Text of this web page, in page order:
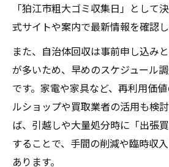
「狛江市粗大ゴミ収集日」として
式サイトや案内で最新情報を確認し
また、自治体回収は事前申し込み
が多いため、早めのスケジュール
です。家電や家具など、再利用価
ルショップや買取業者の活用も検
ば、引越しや大量処分時に「出張
することで、手間の削減や臨時収
あります。